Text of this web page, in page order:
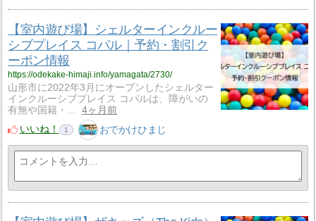
【室内遊び場】シェルターインクルー
シブプレイス コパル｜予約・割引ク
ーポン情報
https://odekake-himaji.info/yamagata/2730/
山形市に2022年3月にオープンしたシェルター
インクルーシブプレイス コパルは、障がいの
有無や国籍・…
4ヶ月前
いいね！
1 おでかけひまじ